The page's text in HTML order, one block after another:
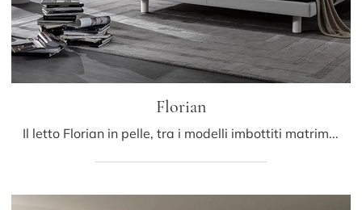
Florian
Il letto Florian in pelle, tra i modelli imbottiti matrimoniali classici di Albani, è ideale per assicurarti il riposo migliore.